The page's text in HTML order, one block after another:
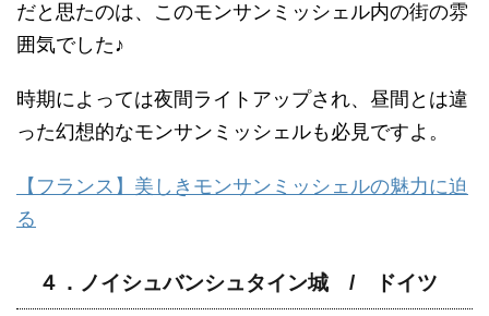
だと思たのは、このモンサンミッシェル内の街の雰
囲気でした♪
時期によっては夜間ライトアップされ、昼間とは違
った幻想的なモンサンミッシェルも必見ですよ。
【フランス】美しきモンサンミッシェルの魅力に迫
る
４．ノイシュバンシュタイン城 / ドイツ